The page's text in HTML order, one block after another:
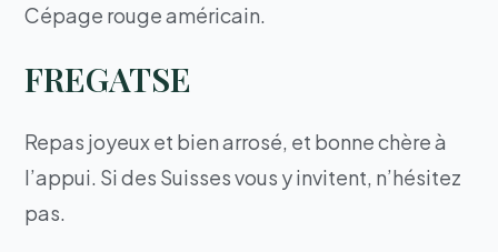
Cépage rouge américain.
FREGATSE
Repas joyeux et bien arrosé, et bonne chère à
l’appui. Si des Suisses vous y invitent, n’hésitez
pas.